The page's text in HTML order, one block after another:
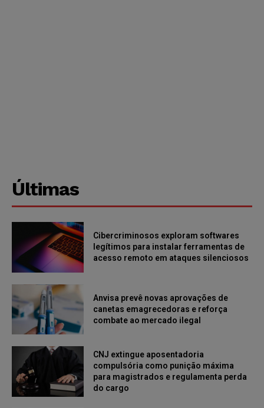
Últimas
Cibercriminosos exploram softwares
legítimos para instalar ferramentas de
acesso remoto em ataques silenciosos
Anvisa prevê novas aprovações de
canetas emagrecedoras e reforça
combate ao mercado ilegal
CNJ extingue aposentadoria
compulsória como punição máxima
para magistrados e regulamenta perda
do cargo